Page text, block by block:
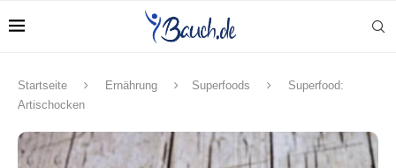
Startseite Ernährung Superfoods
Superfood:
Artischocken